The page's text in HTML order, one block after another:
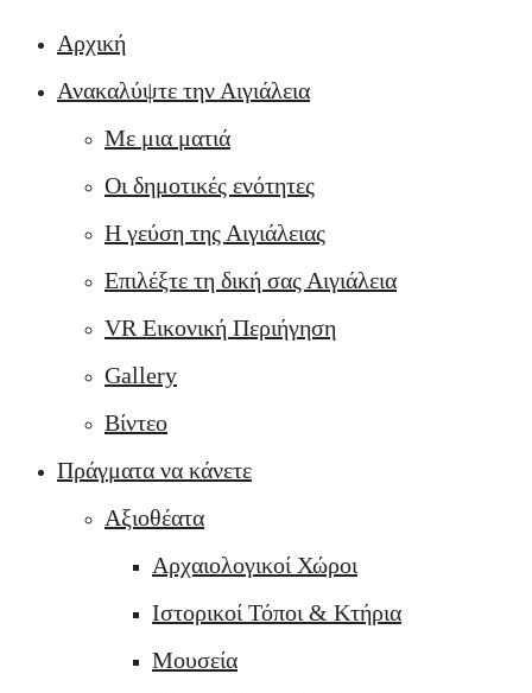
Αρχική
Ανακαλύψτε την Αιγιάλεια
Με μια ματιά
Οι δημοτικές ενότητες
Η γεύση της Αιγιάλειας
Επιλέξτε τη δική σας Αιγιάλεια
VR Εικονική Περιήγηση
Gallery
Βίντεο
Πράγματα να κάνετε
Αξιοθέατα
Αρχαιολογικοί Χώροι
Ιστορικοί Τόποι & Κτήρια
Μουσεία